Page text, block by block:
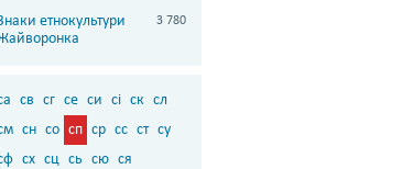
етнокультури
3 780
св сг се си сі ск сл
сн со сп ср сс ст су
сх сц сь сю ся